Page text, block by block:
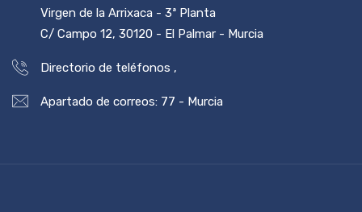
Virgen de la Arrixaca - 3ª Planta
C/ Campo 12, 30120 - El Palmar - Murcia
Directorio de teléfonos ,
Apartado de correos: 77 - Murcia